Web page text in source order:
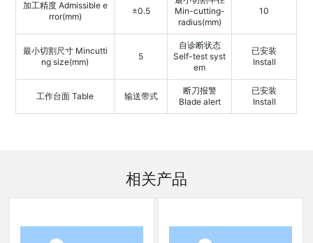
加工精度 Admissible e
rror(mm)
±0.5
Min-cutting-
radius(mm)
10
最小切割尺寸 Mincutti
ng size(mm)
5
自诊断状态
Self-test syst
em
已安装
Install
工作台面 Table 输送带式
断刀报警
Blade alert
已安装
Install
相关产品